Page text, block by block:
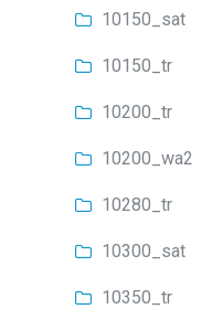
10150_sat
10150_tr
10200_tr
10200_wa2
10280_tr
10300_sat
10350_tr